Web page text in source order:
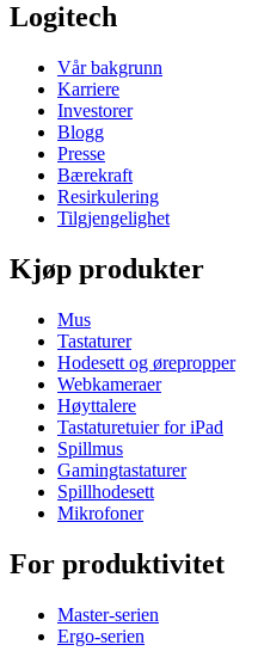
Logitech
Vår bakgrunn
Karriere
Investorer
Blogg
Presse
Bærekraft
Resirkulering
Tilgjengelighet
Kjøp produkter
Mus
Tastaturer
Hodesett og ørepropper
Webkameraer
Høyttalere
Tastaturetuier for iPad
Spillmus
Gamingtastaturer
Spillhodesett
Mikrofoner
For produktivitet
Master-serien
Ergo-serien